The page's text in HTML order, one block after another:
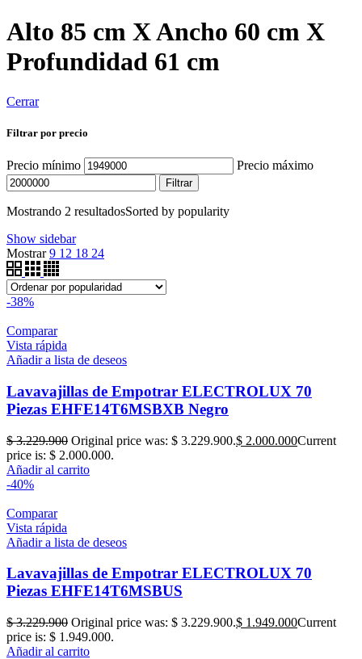
Alto 85 cm X Ancho 60 cm X
Profundidad 61 cm
Cerrar
Filtrar por precio
Precio mínimo Precio máximo
Filtrar
Mostrando 2 resultadosSorted by popularity
Show sidebar
Mostrar9 12 18 24
-38%
Comparar
Vista rápida
Añadir a lista de deseos
Lavavajillas de Empotrar ELECTROLUX 70
Piezas EHFE14T6MSBXB Negro
$3.229.900 Original price was: $ 3.229.900.$ 2.000.000Current
price is: $ 2.000.000.
Añadir al carrito
-40%
Comparar
Vista rápida
Añadir a lista de deseos
Lavavajillas de Empotrar ELECTROLUX 70
Piezas EHFE14T6MSBUS
$3.229.900 Original price was: $ 3.229.900.$ 1.949.000Current
price is: $ 1.949.000.
Añadir al carrito